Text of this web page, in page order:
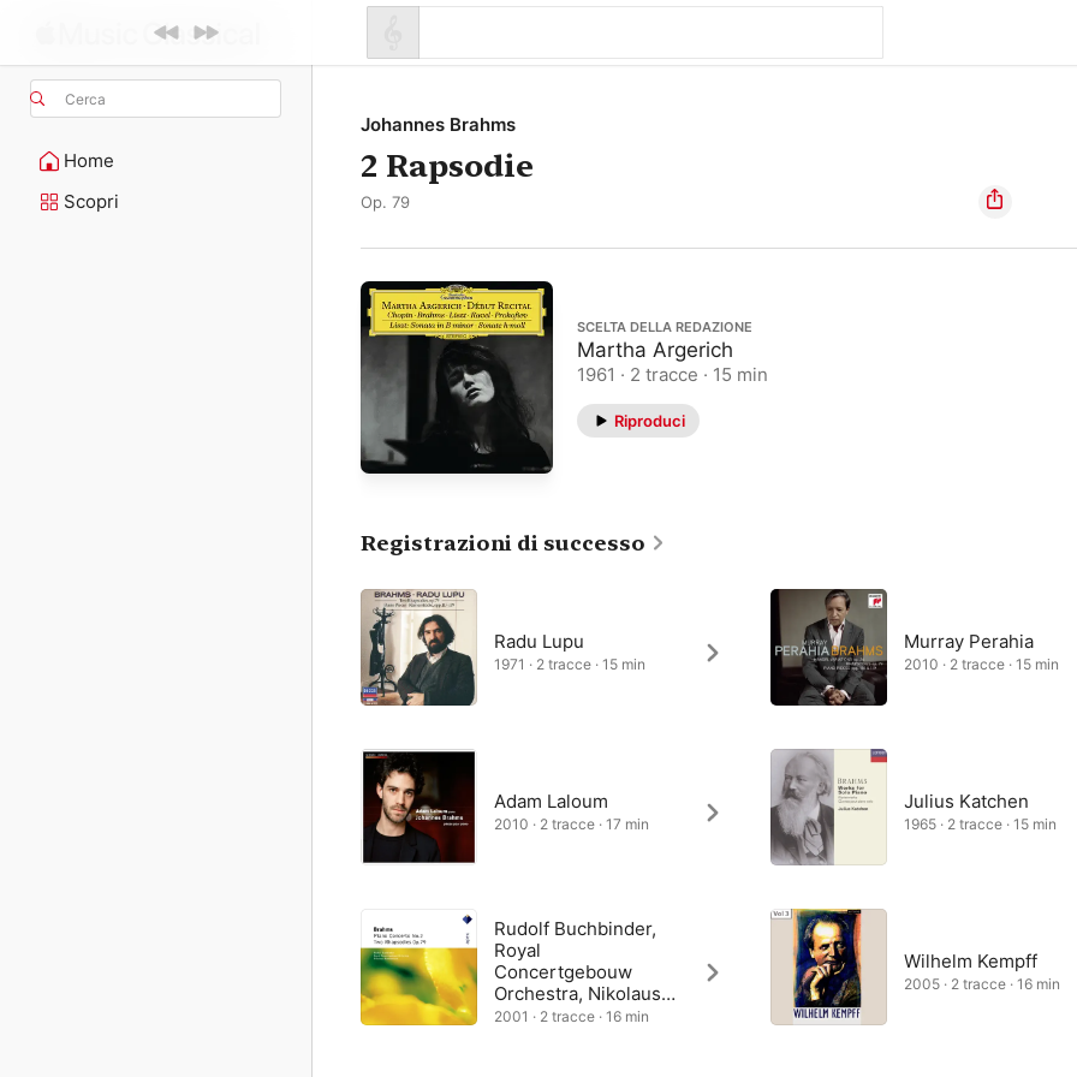
Cerca
Home
Scopri
Johannes Brahms
2 Rapsodie
Op. 79
SCELTA DELLA REDAZIONE
Martha Argerich
1961 · 2 tracce · 15 min
Riproduci
Registrazioni di successo
Radu Lupu
1971 · 2 tracce · 15 min
Adam Laloum
2010 · 2 tracce · 17 min
Rudolf Buchbinder,
Royal
Concertgebouw
Orchestra, Nikolaus
Harnoncourt
2001 · 2 tracce · 16 min
Murray Perahia
2010 · 2 tracce · 15 min
Julius Katchen
1965 · 2 tracce · 15 min
Wilhelm Kempff
2005 · 2 tracce · 16 min